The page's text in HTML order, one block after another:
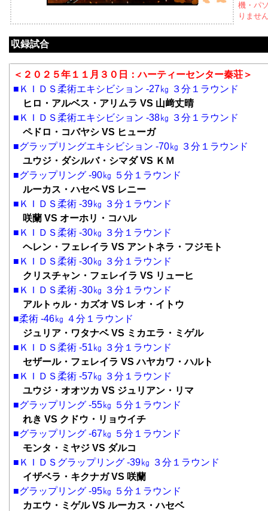
機・パ
りませ
収録試合
＜２０２５年１１月３０日：ハーティーセンター秦荘＞
■ＫＩＤＳ柔術エキシビション -27㎏ ３分１ラウンド
ヒロ・アルベス・アリムラ VS 山﨑丈晴
■ＫＩＤＳ柔術エキシビション -38㎏ ３分１ラウンド
ペドロ・コバヤシ VS ヒューガ
■グラップリングエキシビション -70㎏ ３分１ラウンド
ユウジ・ダシルバ・シマダ VS ＫＭ
■グラップリング -90㎏ ５分１ラウンド
ルーカス・ハセベ VS レニー
■ＫＩＤＳ柔術 -39㎏ ３分１ラウンド
咲蘭 VS オーホリ・コハル
■ＫＩＤＳ柔術 -30㎏ ３分１ラウンド
ヘレン・フェレイラ VS アントネラ・フジモト
■ＫＩＤＳ柔術 -30㎏ ３分１ラウンド
クリスチャン・フェレイラ VS リューヒ
■ＫＩＤＳ柔術 -30㎏ ３分１ラウンド
アルトゥル・カズオ VS レオ・イトウ
■柔術 -46㎏ ４分１ラウンド
ジュリア・ワタナベ VS ミカエラ・ミゲル
■ＫＩＤＳ柔術 -51㎏ ３分１ラウンド
セザール・フェレイラ VS ハヤカワ・ハルト
■ＫＩＤＳ柔術 -57㎏ ３分１ラウンド
ユウジ・オオツカ VS ジュリアン・リマ
■グラップリング -55㎏ ５分１ラウンド
れき VS クドウ・リョウイチ
■グラップリング -67㎏ ５分１ラウンド
モンタ・ミヤジ VS ダルコ
■ＫＩＤＳグラップリング -39㎏ ３分１ラウンド
イザベラ・キクナガ VS 咲蘭
■グラップリング -95㎏ ５分１ラウンド
カエウ・ミゲル VS ルーカス・ハセベ